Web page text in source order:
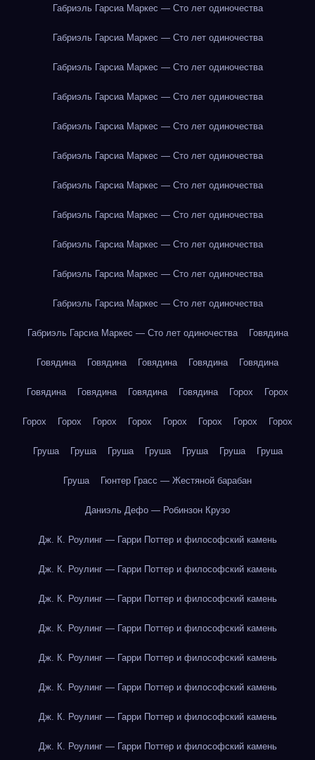
Габриэль Гарсиа Маркес — Сто лет одиночества
Габриэль Гарсиа Маркес — Сто лет одиночества
Габриэль Гарсиа Маркес — Сто лет одиночества
Габриэль Гарсиа Маркес — Сто лет одиночества
Габриэль Гарсиа Маркес — Сто лет одиночества
Габриэль Гарсиа Маркес — Сто лет одиночества
Габриэль Гарсиа Маркес — Сто лет одиночества
Габриэль Гарсиа Маркес — Сто лет одиночества
Габриэль Гарсиа Маркес — Сто лет одиночества
Габриэль Гарсиа Маркес — Сто лет одиночества
Габриэль Гарсиа Маркес — Сто лет одиночества
Габриэль Гарсиа Маркес — Сто лет одиночества Говядина
Говядина Говядина Говядина Говядина Говядина
Говядина Говядина Говядина Говядина Горох Горох
Горох Горох Горох Горох Горох Горох Горох Горох
Груша Груша Груша Груша Груша Груша Груша
Груша Гюнтер Грасс — Жестяной барабан
Даниэль Дефо — Робинзон Крузо
Дж. К. Роулинг — Гарри Поттер и философский камень
Дж. К. Роулинг — Гарри Поттер и философский камень
Дж. К. Роулинг — Гарри Поттер и философский камень
Дж. К. Роулинг — Гарри Поттер и философский камень
Дж. К. Роулинг — Гарри Поттер и философский камень
Дж. К. Роулинг — Гарри Поттер и философский камень
Дж. К. Роулинг — Гарри Поттер и философский камень
Дж. К. Роулинг — Гарри Поттер и философский камень